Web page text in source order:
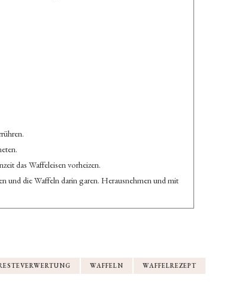
das Waffeleisen vorheizen.
und die Waffeln darin garen. Herausnehmen und mit
WAFFELN WAFFELREZEPT